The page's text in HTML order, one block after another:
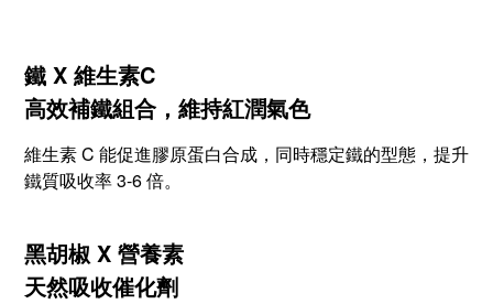
鐵 X 維生素C
高效補鐵組合，維持紅潤氣色
維生素 C 能促進膠原蛋白合成，同時穩定鐵的型態，提升
鐵質吸收率 3-6 倍。
黑胡椒 X 營養素
天然吸收催化劑